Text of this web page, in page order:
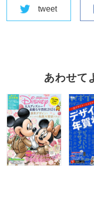
tweet
あわせて